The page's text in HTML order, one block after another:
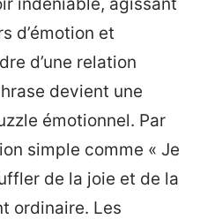
d’émotion et
d’une relation
devient une
émotionnel. Par
simple comme « Je
de la joie et de la
ordinaire. Les